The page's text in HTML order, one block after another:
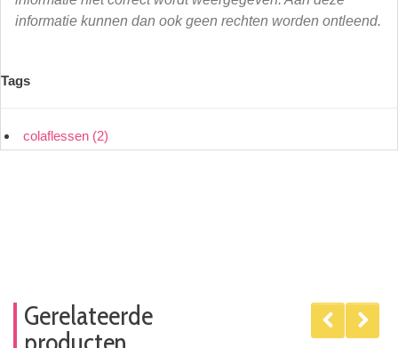
informatie kunnen dan ook geen rechten worden ontleend.
Tags
colaflessen (2)
Gerelateerde